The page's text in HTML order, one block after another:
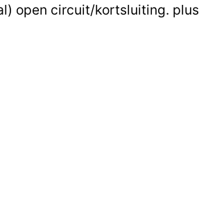
open circuit/kortsluiting. plus